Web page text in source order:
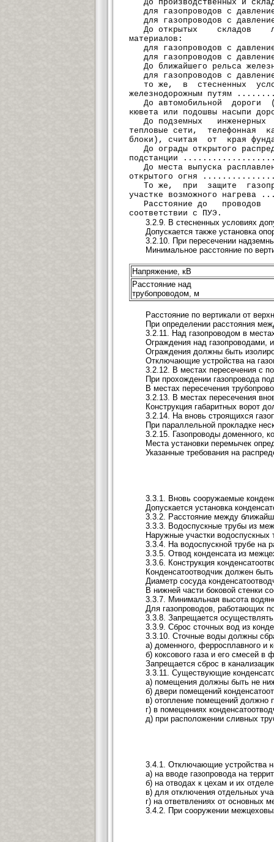
До производственных и
для газопроводов с
для газопроводов с
До открытых складов
материалов:
для газопроводов с
для газопроводов с
До ближайшего рельса
для газопроводов с
то же, в стесненных
железнодорожным
До автомобильной дороги
кювета или подошвы
До подземных инженерных
тепловые сети, телефонная
блоки), считая от края
До ограды открытого
подстанции
До места выпуска
открытого огня
То же, при защите
участке возможного
Расстояние до
соответствии с ПУЭ.
3.2.9. В стесненных условиях
Допускается также установка
3.2.10. При пересечении
Минимальное расстояние по
Напряжение, кВ
Расстояние над
трубопроводом, м
Расстояние по вертикали от
При определении расстояния
3.2.11. Над газопроводом в
Ограждения над газопроводами,
Ограждения должны быть
Отключающие устройства на
3.2.12. В местах пересечения с
При прохождении газопровода
В местах пересечения
3.2.13. В местах пересечения
Конструкция габаритных ворот
3.2.14. На вновь строящихся
При параллельной прокладке
3.2.15. Газопроводы доменного,
Места установки перемычек
Указанные требования на
3.3.1. Вновь сооружаемые
Допускается установка
3.3.2. Расстояние между
3.3.3. Водоспускные трубы из
Наружные участки
3.3.4. На водоспускной трубе на
3.3.5. Отвод конденсата из
3.3.6. Конструкция
Конденсатоотводчик должен
Диаметр сосуда
В нижней части боковой стенки
3.3.7. Минимальная высота
Для газопроводов, работающих
3.3.8. Запрещается осуществлять
3.3.9. Сброс сточных вод из
3.3.10. Сточные воды должны
а) доменного, ферросплавного и
б) коксового газа и его смесей
Запрещается сброс в
3.3.11. Существующие
а) помещения должны быть не
б) двери помещений
в) отопление помещений должно
г) в помещениях
д) при расположении сливных
3.4.1. Отключающие устройства
а) на вводе газопровода на
б) на отводах к цехам и их
в) для отключения отдельных
г) на ответвлениях от основных
3.4.2. При сооружении